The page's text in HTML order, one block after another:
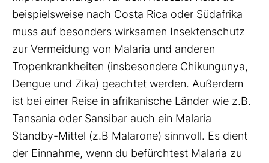
beispielsweise nach Costa Rica oder Südafrika
muss auf besonders wirksamen Insektenschutz
zur Vermeidung von Malaria und anderen
Tropenkrankheiten (insbesondere Chikungunya,
Dengue und Zika) geachtet werden. Außerdem
ist bei einer Reise in afrikanische Länder wie z.B.
Tansania oder Sansibar auch ein Malaria
Standby-Mittel (z.B Malarone) sinnvoll. Es dient
der Einnahme, wenn du befürchtest Malaria zu